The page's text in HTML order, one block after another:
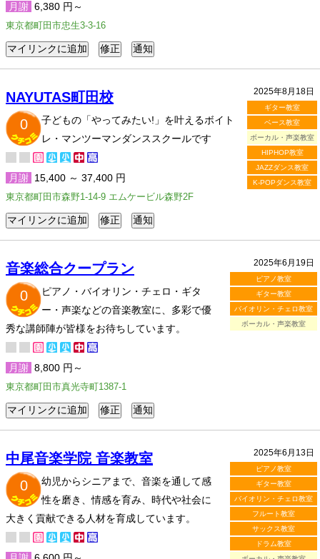
月謝 6,380 円～
東京都町田市忠生3-3-16
2025年8月18日
ギター教室
ベース教室
ボーカル・声楽教室
HIPHOP教室
JAZZダンス教室
K-POPダンス教室
NAYUTAS町田校
0
子どもの「やってみたい!」を叶えるボイト
レ・マンツーマンダンススクールです
月謝 15,400 ～ 37,400 円
東京都町田市森野1-14-9 エムケービル森野2F
2025年6月19日
ピアノ教室
ギター教室
バイオリン・チェロ教室
ボーカル・声楽教室
音楽総合クープラン
0
ピアノ・バイオリン・チェロ・ギタ
ー・声楽などの音楽教室に、多彩で優
秀な講師陣が皆様をお待ちしています。
月謝 8,800 円～
東京都町田市真光寺町1387-1
2025年6月13日
ピアノ教室
ギター教室
バイオリン・チェロ教室
フルート教室
サックス教室
ドラム教室
中尾音楽学院 音楽教室
0
幼児からシニアまで、音楽を通して感
性を磨き、情感を育み、時代や社会に
大きく貢献できる人材を育成しています。